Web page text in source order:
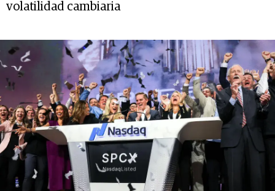
volatilidad cambiaria